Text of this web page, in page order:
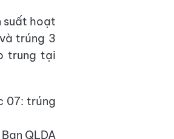
suất hoạt
trúng 3
trung tại
07: trúng
QLDA